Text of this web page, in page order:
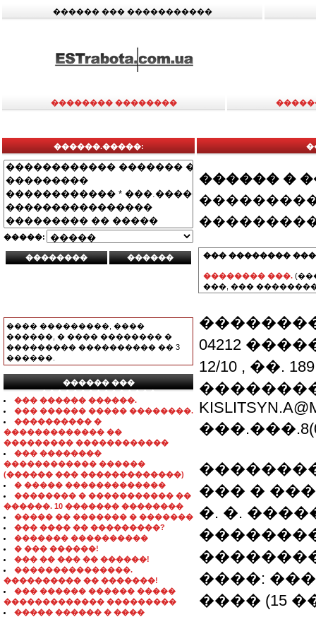
������ ��� �����������
�������� ��������
������.�����:
�����:
���� ���������, ����
������, � ���� �������� �
��������� ���������� �� 3
������.
������ ���
���������������
��� ������ ������.
��� ������ ����� ��������.
���������� �
������������� ��
��������� ������������
��� ��������
������������ ������
(������ ��� �������������)
� ����� �������������
�������� � ����������� ��
������. 10 ������� ��������
����� �� ������� � �������
��� ���� �� ���������?
������� ����������
� ��� ������!
��� �� ��� �� ������!
���������������.
���������� �� �������!
��� ������ ������ �����
������������� ���������
����� ������ � ����
������ �
��� ��������
�������� ���.
���, ���
04212
12/10 , ��. 189
��� �
�. �.
����: ���
���� (15